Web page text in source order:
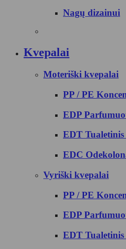
Nagų dizainui
Kvepalai
Moteriški kvepalai
PP / PE
EDP
EDT
EDC
Vyriški kvepalai
PP / PE
EDP
EDT